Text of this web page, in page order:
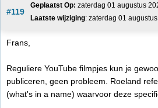
#119
Geplaatst Op: zaterdag 01 augustus
Laatste wijziging: zaterdag 01
Frans,
Reguliere YouTube filmpjes kun je
publiceren, geen probleem. Roeland
(what's in a name) waarvoor deze